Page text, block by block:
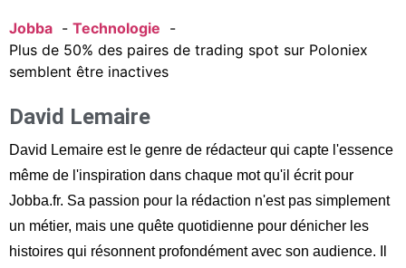
Jobba
Technologie
Plus de 50% des paires de trading spot sur Poloniex
semblent être inactives
David Lemaire
David Lemaire est le genre de rédacteur qui capte l'essence
même de l'inspiration dans chaque mot qu'il écrit pour
Jobba.fr. Sa passion pour la rédaction n'est pas simplement
un métier, mais une quête quotidienne pour dénicher les
histoires qui résonnent profondément avec son audience. Il